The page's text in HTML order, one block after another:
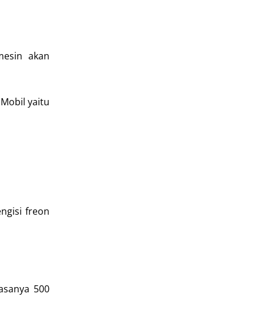
akan
yaitu
freon
500